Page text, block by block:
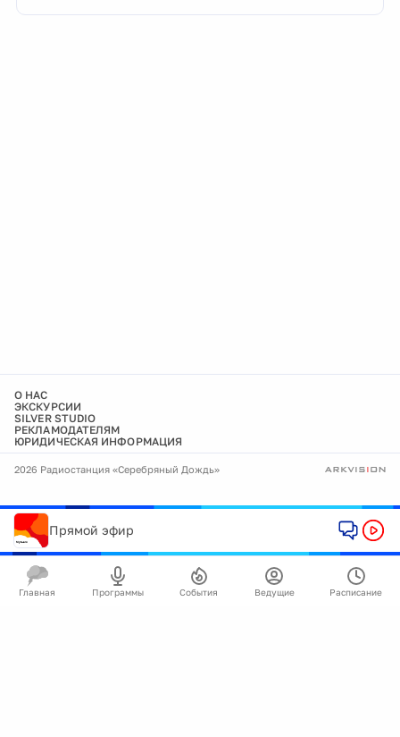
О НАС
ЭКСКУРСИИ
SILVER STUDIO
РЕКЛАМОДАТЕЛЯМ
ЮРИДИЧЕСКАЯ ИНФОРМАЦИЯ
2026 Радиостанция «Серебряный Дождь»
Прямой эфир
Главная Программы События Ведущие Расписание